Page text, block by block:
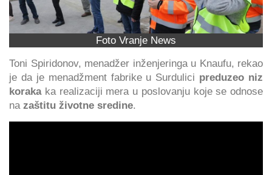
Foto Vranje News
Toni Spiridonov, menadžer inženjeringa u Knaufu, rekao
je da je menadžment fabrike u Surdulici preduzeo niz
korakaka realizaciji mera u poslovanju koje se odnose
na zaštitu životne sredine.